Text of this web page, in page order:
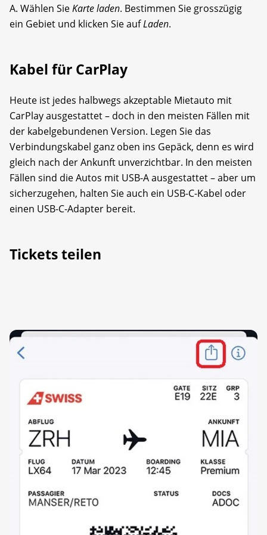
A. Wählen SieKarte laden. Bestimmen Sie grosszügig
ein Gebiet und klicken Sie aufLaden.
Kabel für CarPlay
Heute ist jedes halbwegs akzeptable Mietauto mit
CarPlay ausgestattet – doch in den meisten Fällen mit
der kabelgebundenen Version. Legen Sie das
Verbindungskabel ganz oben ins Gepäck, denn es wird
gleich nach der Ankunft unverzichtbar. In den meisten
Fällen sind die Autos mit USB-A ausgestattet – aber um
sicherzugehen, halten Sie auch ein USB-C-Kabel oder
einen USB-C-Adapter bereit.
Tickets teilen